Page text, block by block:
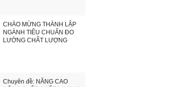
CHÀO MỪNG THÀNH LẬP
NGÀNH TIÊU CHUẨN ĐO
LƯỜNG CHẤT LƯỢNG
Chuyên đề: NÂNG CAO